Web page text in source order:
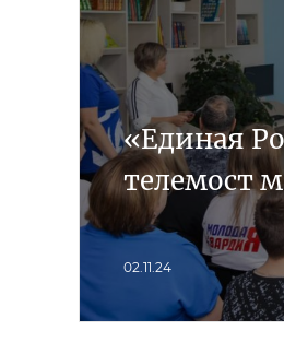
«Единая
телемост
02.11.24